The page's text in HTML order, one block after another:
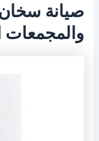
صيانة
والمجمعات